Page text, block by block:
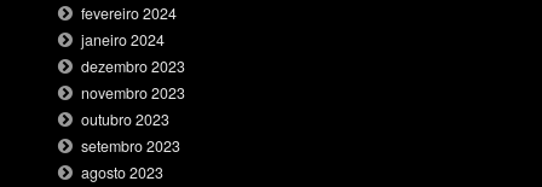
fevereiro 2024
janeiro 2024
dezembro 2023
novembro 2023
outubro 2023
setembro 2023
agosto 2023